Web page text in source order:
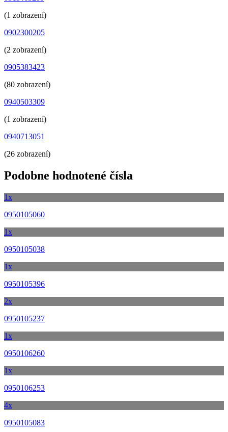
(1 zobrazení)
0902300205
(2 zobrazení)
0905383423
(80 zobrazení)
0940503309
(1 zobrazení)
0940713051
(26 zobrazení)
Podobne hodnotené čísla
1x
0950105060
1x
0950105038
1x
0950105396
2x
0950105237
1x
0950106260
1x
0950106253
4x
0950105083